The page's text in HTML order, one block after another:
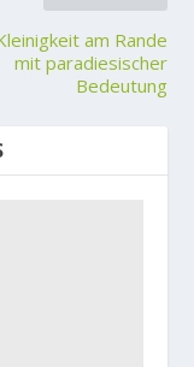
am Rande
mit paradiesischer
Bedeutung